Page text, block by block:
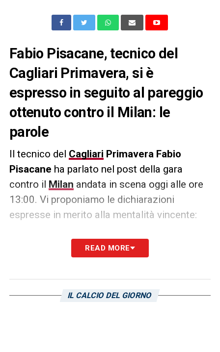
Fabio Pisacane, tecnico del
Cagliari Primavera, si è
espresso in seguito al pareggio
ottenuto contro il Milan: le
parole
Il tecnico del Cagliari Primavera Fabio
Pisacane ha parlato nel post della gara
contro il Milan andata in scena oggi alle ore
13:00. Vi proponiamo le dichiarazioni
espresse in merito alla mentalità vincente:
«Non è facile costruirla in Primavera, dato
che la squadra cambia continuamente tra
partita, di prenderla in mano, di giocare con
READ MORE
IL CALCIO DEL GIORNO